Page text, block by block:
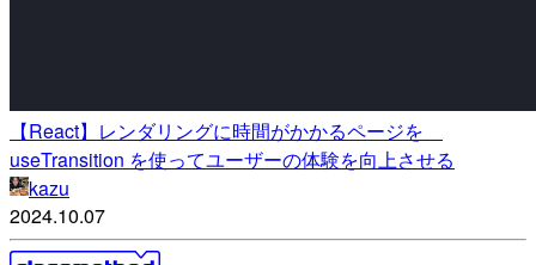
【React】レンダリングに時間がかかるページを
useTransition を使ってユーザーの体験を向上させる
kazu
2024.10.07